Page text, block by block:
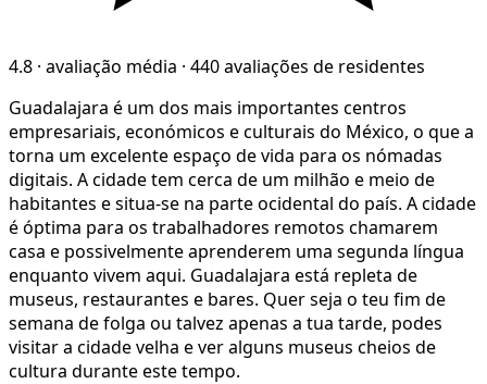
4.8 · avaliação média · 440 avaliações de residentes
Guadalajara é um dos mais importantes centros
empresariais, económicos e culturais do México, o que a
torna um excelente espaço de vida para os nómadas
digitais. A cidade tem cerca de um milhão e meio de
habitantes e situa-se na parte ocidental do país. A cidade
é óptima para os trabalhadores remotos chamarem
casa e possivelmente aprenderem uma segunda língua
enquanto vivem aqui. Guadalajara está repleta de
museus, restaurantes e bares. Quer seja o teu fim de
semana de folga ou talvez apenas a tua tarde, podes
visitar a cidade velha e ver alguns museus cheios de
cultura durante este tempo.